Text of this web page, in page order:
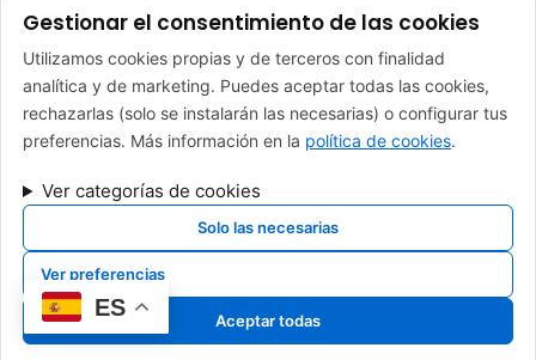
FINANCIADO POR LA UNIÓN EUROPEA CON EL PROGRAMA KIT
DIGITAL POR LOS FONDOS NEXT GENERATION (EU) DEL
MECANISMO DE RECUPERACIÓN Y RESILENCIA
Copyright 2024 Reparaciones Tapia. ES Todos los derechos
reservados. Sitio Web desarrollado y mantenido por
Xpandex
Gestionar el consentimiento de las cookies
Utilizamos cookies propias y de terceros con finalidad
analítica y de marketing. Puedes aceptar todas las cookies,
rechazarlas (solo se instalarán las necesarias) o configurar tus
preferencias. Más información en la política de cookies.
Ver categorías de cookies
Solo las necesarias
Ver preferencias
Aceptar todas
ES